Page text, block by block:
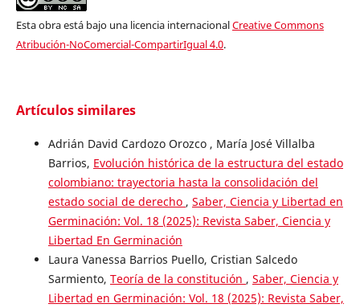
Esta obra está bajo una licencia internacionalCreative Commons
Atribución-NoComercial-CompartirIgual 4.0.
Artículos similares
Adrián David Cardozo Orozco , María José Villalba
Barrios, Evolución histórica de la estructura del estado
colombiano: trayectoria hasta la consolidación del
estado social de derecho , Saber, Ciencia y Libertad en
Germinación: Vol. 18 (2025): Revista Saber, Ciencia y
Libertad En Germinación
Laura Vanessa Barrios Puello, Cristian Salcedo
Sarmiento, Teoría de la constitución , Saber, Ciencia y
Libertad en Germinación: Vol. 18 (2025): Revista Saber,